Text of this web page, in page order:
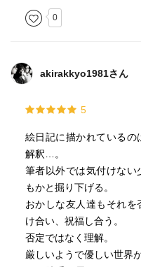
0
akirakkyo1981さん
5
絵日記に描かれているの
解釈…。
筆者以外では気付けな
もかと掘り下げる。
おかしな友人達もそれ
け合い、祝福し合う。
否定ではなく理解。
厳しいようで優しい世界